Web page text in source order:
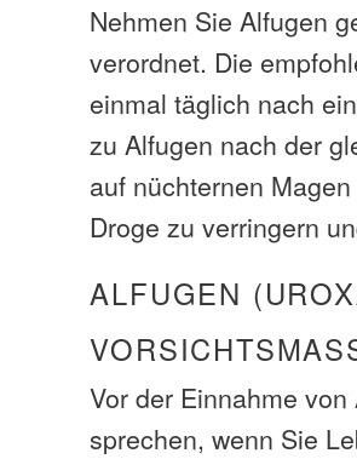
Nehmen Sie Alfugen
verordnet. Die
einmal täglich nach
zu Alfugen nach der
auf nüchternen
Droge zu verringern
ALFUGEN
Vor der Einnahme
sprechen, wenn Sie